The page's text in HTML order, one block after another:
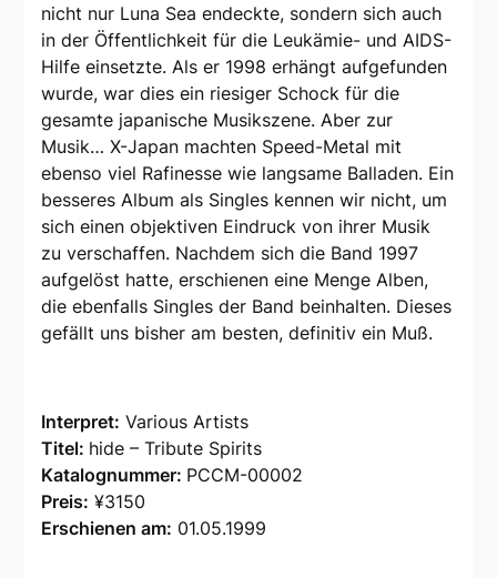
nicht nur Luna Sea endeckte, sondern sich auch
in der Öffentlichkeit für die Leukämie- und AIDS-
Hilfe einsetzte. Als er 1998 erhängt aufgefunden
wurde, war dies ein riesiger Schock für die
gesamte japanische Musikszene. Aber zur
Musik… X-Japan machten Speed-Metal mit
ebenso viel Rafinesse wie langsame Balladen. Ein
besseres Album als Singles kennen wir nicht, um
sich einen objektiven Eindruck von ihrer Musik
zu verschaffen. Nachdem sich die Band 1997
aufgelöst hatte, erschienen eine Menge Alben,
die ebenfalls Singles der Band beinhalten. Dieses
gefällt uns bisher am besten, definitiv ein Muß.
Interpret: Various Artists
Titel: hide – Tribute Spirits
Katalognummer: PCCM-00002
Preis: ¥3150
Erschienen am: 01.05.1999